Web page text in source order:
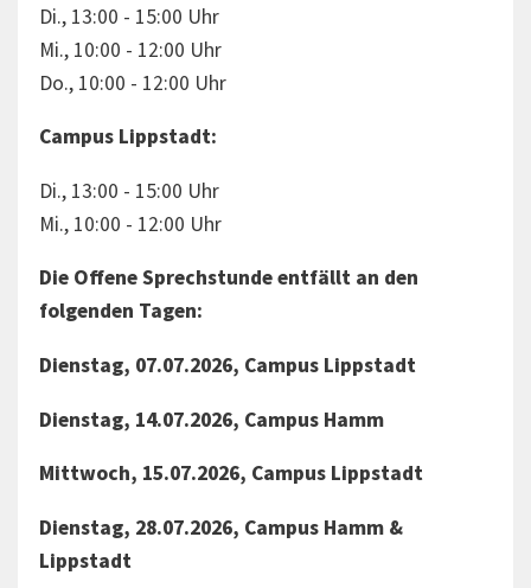
Di., 13:00 - 15:00 Uhr
Mi., 10:00 - 12:00 Uhr
Do., 10:00 - 12:00 Uhr
Campus Lippstadt:
Di., 13:00 - 15:00 Uhr
Mi., 10:00 - 12:00 Uhr
Die Offene Sprechstunde entfällt an den
folgenden Tagen:
Dienstag, 07.07.2026, Campus Lippstadt
Dienstag, 14.07.2026, Campus Hamm
Mittwoch, 15.07.2026, Campus Lippstadt
Dienstag, 28.07.2026, Campus Hamm &
Lippstadt